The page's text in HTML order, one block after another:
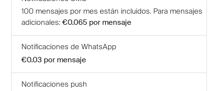
100 mensajes por mes están incluidos. Para mensajes
adicionales: €0.065 por mensaje
Notificaciones de WhatsApp
€0.03 por mensaje
Notificaciones push